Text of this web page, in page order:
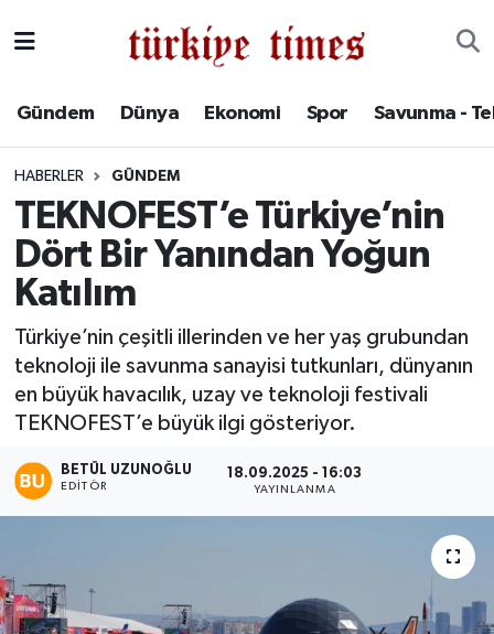
Gündem Dünya Ekonomi Spor Savunma -
HABERLER GÜNDEM
TEKNOFEST’e Türkiye’nin
Dört Bir Yanından Yoğun
Katılım
Türkiye’nin çeşitli illerinden ve her yaş grubundan
teknoloji ile savunma sanayisi tutkunları, dünyanın
en büyük havacılık, uzay ve teknoloji festivali
TEKNOFEST’e büyük ilgi gösteriyor.
BETÜL UZUNOĞLU
EDITÖR
18.09.2025 - 16:03
YAYINLANMA
Spor
Savunma - Teknoloji
Kültür - Sanat
Yaşam
Süper Lig Puan Durumu ve Fikstür
Tüm Manşetler
Son Dakika Haberleri
Haber Arşivi